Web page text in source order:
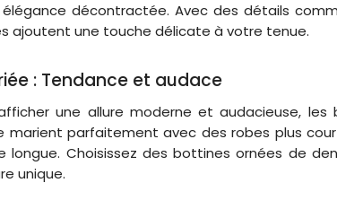
décontractée. Avec des détails
ajoutent une touche délicate à votre tenue.
: Tendance et audace
une allure moderne et audacieuse,
marient parfaitement avec des robes plus
Choisissez des bottines ornées de
unique.